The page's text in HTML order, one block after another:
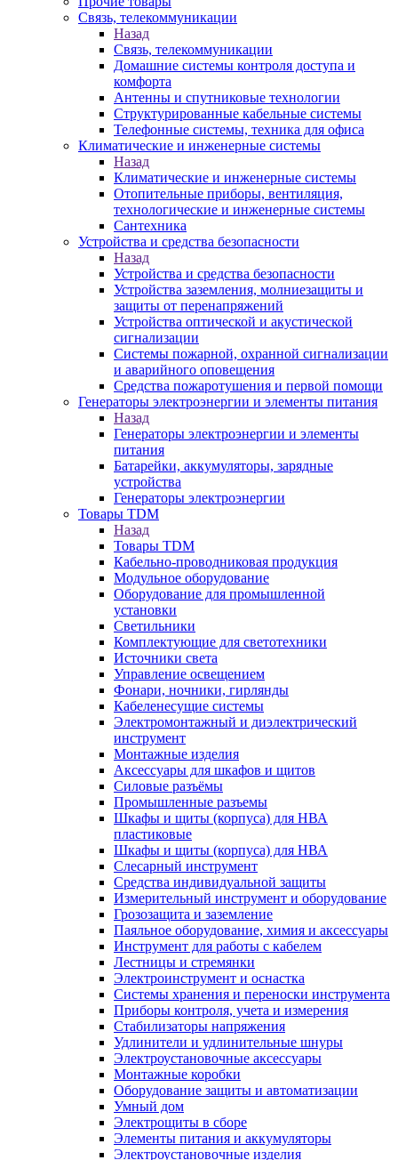
Связь, телекоммуникации
Назад
Связь, телекоммуникации
Домашние системы контроля доступа и
комфорта
Антенны и спутниковые технологии
Структурированные кабельные системы
Телефонные системы, техника для офиса
Климатические и инженерные системы
Назад
Климатические и инженерные системы
Отопительные приборы, вентиляция,
технологические и инженерные системы
Сантехника
Устройства и средства безопасности
Назад
Устройства и средства безопасности
Устройства заземления, молниезащиты и
защиты от перенапряжений
Устройства оптической и акустической
сигнализации
Системы пожарной, охранной сигнализации
и аварийного оповещения
Средства пожаротушения и первой помощи
Генераторы электроэнергии и элементы питания
Назад
Генераторы электроэнергии и элементы
питания
Батарейки, аккумуляторы, зарядные
устройства
Генераторы электроэнергии
Товары TDM
Назад
Товары TDM
Кабельно-проводниковая продукция
Модульное оборудование
Оборудование для промышленной
установки
Светильники
Комплектующие для светотехники
Источники света
Управление освещением
Фонари, ночники, гирлянды
Кабеленесущие системы
Электромонтажный и диэлектрический
инструмент
Монтажные изделия
Аксессуары для шкафов и щитов
Силовые разъёмы
Промышленные разъемы
Шкафы и щиты (корпуса) для НВА
пластиковые
Шкафы и щиты (корпуса) для НВА
Слесарный инструмент
Средства индивидуальной защиты
Измерительный инструмент и оборудование
Грозозащита и заземление
Паяльное оборудование, химия и аксессуары
Инструмент для работы с кабелем
Лестницы и стремянки
Электроинструмент и оснастка
Системы хранения и переноски инструмента
Приборы контроля, учета и измерения
Стабилизаторы напряжения
Удлинители и удлинительные шнуры
Электроустановочные аксессуары
Монтажные коробки
Оборудование защиты и автоматизации
Умный дом
Электрощиты в сборе
Элементы питания и аккумуляторы
Электроустановочные изделия